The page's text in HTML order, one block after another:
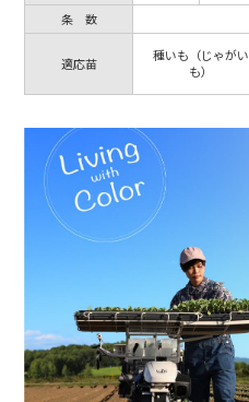
条 数
適応苗
種いも（じゃがい
も）